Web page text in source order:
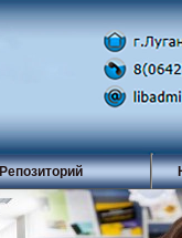
Репозиторий